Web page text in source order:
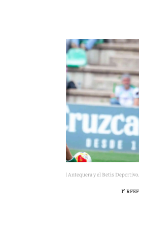
Una acción del partido entre el Antequera y el Betis Deportivo.
1º RFEF